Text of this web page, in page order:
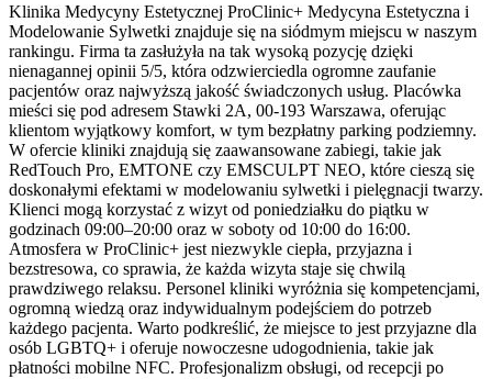
Klinika Medycyny Estetycznej ProClinic+ Medycyna Estetyczna i
Modelowanie Sylwetki znajduje się na siódmym miejscu w naszym
rankingu. Firma ta zasłużyła na tak wysoką pozycję dzięki
nienagannej opinii 5/5, która odzwierciedla ogromne zaufanie
pacjentów oraz najwyższą jakość świadczonych usług. Placówka
mieści się pod adresem Stawki 2A, 00-193 Warszawa, oferując
klientom wyjątkowy komfort, w tym bezpłatny parking podziemny.
W ofercie kliniki znajdują się zaawansowane zabiegi, takie jak
RedTouch Pro, EMTONE czy EMSCULPT NEO, które cieszą się
doskonałymi efektami w modelowaniu sylwetki i pielęgnacji twarzy.
Klienci mogą korzystać z wizyt od poniedziałku do piątku w
godzinach 09:00–20:00 oraz w soboty od 10:00 do 16:00.
Atmosfera w ProClinic+ jest niezwykle ciepła, przyjazna i
bezstresowa, co sprawia, że każda wizyta staje się chwilą
prawdziwego relaksu. Personel kliniki wyróżnia się kompetencjami,
ogromną wiedzą oraz indywidualnym podejściem do potrzeb
każdego pacjenta. Warto podkreślić, że miejsce to jest przyjazne dla
osób LGBTQ+ i oferuje nowoczesne udogodnienia, takie jak
płatności mobilne NFC. Profesjonalizm obsługi, od recepcji po